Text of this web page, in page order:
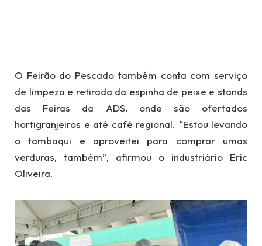
O Feirão do Pescado também conta com serviço
de limpeza e retirada da espinha de peixe e stands
das Feiras da ADS, onde são ofertados
hortigranjeiros e até café regional. “Estou levando
o tambaqui e aproveitei para comprar umas
verduras, também”, afirmou o industriário Eric
Oliveira.